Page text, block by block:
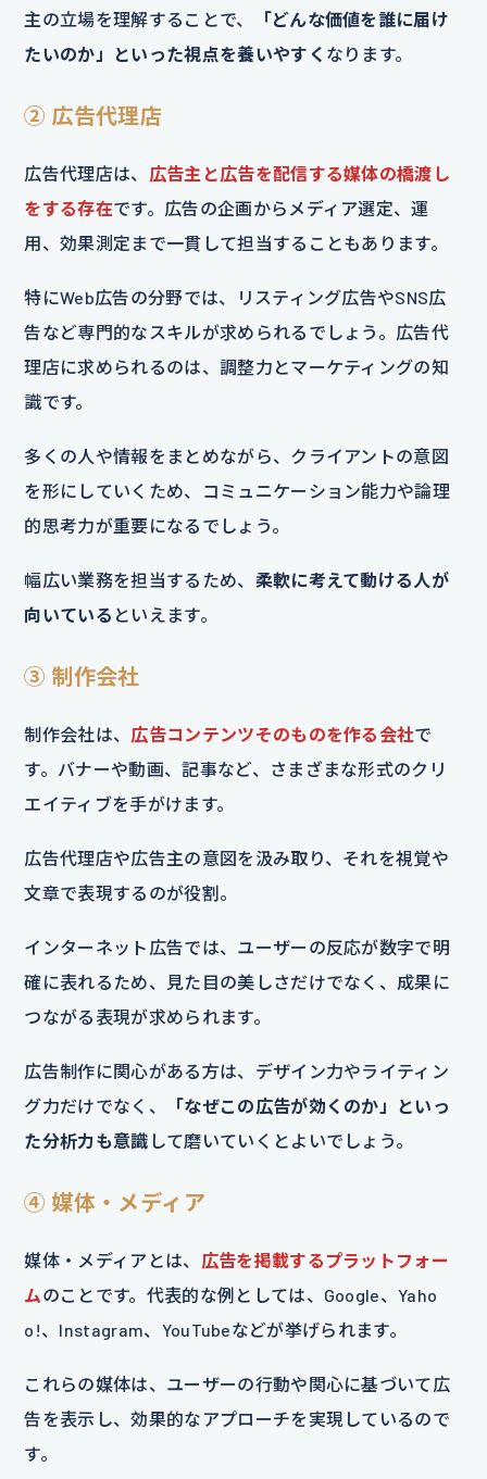
主の立場を理解することで、
「どんな価値を誰に届け
たいのか」といった視点を養いやすく なります。
② 広告代理店
広告代理店は、 広告主と広告を配信する媒体の橋渡し
をする存在です。広告の企画からメディア選定、運
用、効果測定まで一貫して担当することもあります。
特にWeb広告の分野では、リスティング広告やSNS広
告など専門的なスキルが求められるでしょう。広告代
理店に求められるのは、調整力とマーケティングの知
識です。
多くの人や情報をまとめながら、クライアントの意図
を形にしていくため、コミュニケーション能力や論理
的思考力が重要になるでしょう。
幅広い業務を担当するため、 柔軟に考えて動ける人が
向いている といえます。
③ 制作会社
制作会社は、 広告コンテンツそのものを作る会社で
す。バナーや動画、記事など、さまざまな形式のクリ
エイティブを手がけます。
広告代理店や広告主の意図を汲み取り、それを視覚や
文章で表現するのが役割。
インターネット広告では、ユーザーの反応が数字で明
確に表れるため、見た目の美しさだけでなく、成果に
つながる表現が求められます。
広告制作に関心がある方は、デザイン力やライティン
グ力だけでなく、
「なぜこの広告が効くのか」といっ
た分析力も意識 して磨いていくとよいでしょう。
④ 媒体・メディア
媒体・メディアとは、 広告を掲載するプラットフォー
ム のことです。代表的な例としては、Google、Yaho
o!、Instagram、YouTubeなどが挙げられます。
これらの媒体は、ユーザーの行動や関心に基づいて広
告を表示し、効果的なアプローチを実現しているので
す。